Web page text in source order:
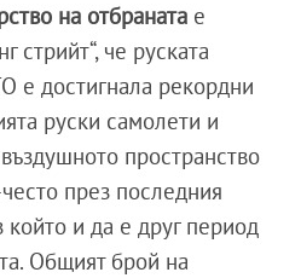
на отбраната е
стрийт“, че руската
е достигнала рекордни
руски самолети и
пространство
през последния
който и да е друг период
Общият брой на